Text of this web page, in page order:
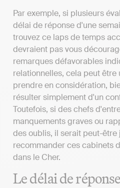
Par exemple, si plusieurs
délai de réponse d'une
trouvez ce laps de temps
devraient pas vous
remarques défavorables
relationnelles, cela peut être
prendre en considération,
résulter simplement d'un
Toutefois, si des chefs
manquements graves ou
des oublis, il serait peut-
recommander ces cabinets
dans le Cher.
Le délai de réponse